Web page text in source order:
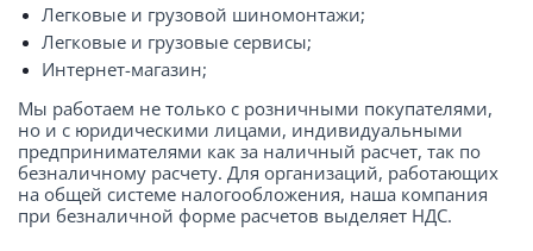
Легковые и грузовой шиномонтажи;
Легковые и грузовые сервисы;
Интернет-магазин;
Мы работаем не только с розничными покупателями,
но и с юридическими лицами, индивидуальными
предпринимателями как за наличный расчет, так по
безналичному расчету. Для организаций, работающих
на общей системе налогообложения, наша компания
при безналичной форме расчетов выделяет НДС.